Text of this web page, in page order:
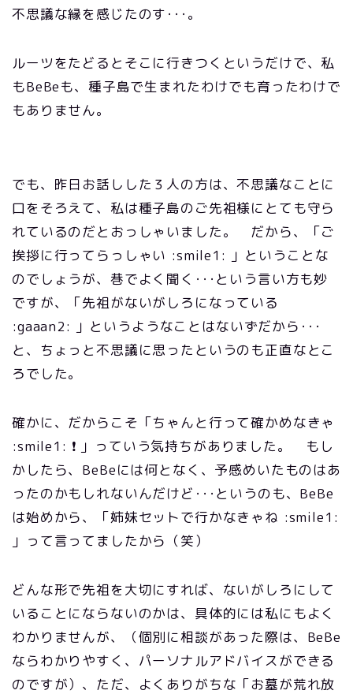
不思議な縁を感じたのす･･･。
ルーツをたどるとそこに行きつくというだけで、私
もBeBeも、種子島で生まれたわけでも育ったわけで
もありません。
でも、昨日お話しした３人の方は、不思議なことに
口をそろえて、私は種子島のご先祖様にとても守ら
れているのだとおっしゃいました。 だから、「ご
挨拶に行ってらっしゃい :smile1: 」ということな
のでしょうが、巷でよく聞く･･･という言い方も妙
ですが、「先祖がないがしろになっている
:gaaan2: 」というようなことはないずだから･･･
と、ちょっと不思議に思ったというのも正直なとこ
ろでした。
確かに、だからこそ「ちゃんと行って確かめなきゃ
:smile1: ❗ 」っていう気持ちがありました。 もし
かしたら、BeBeには何となく、予感めいたものはあ
ったのかもしれないんだけど･･･というのも、BeBe
は始めから、「姉妹セットで行かなきゃね :smile1:
」って言ってましたから（笑）
どんな形で先祖を大切にすれば、ないがしろにして
いることにならないのかは、具体的には私にもよく
わかりませんが、（個別に相談があった際は、BeBe
ならわかりやすく、パーソナルアドバイスができる
のですが）、ただ、よくありがちな「お墓が荒れ放